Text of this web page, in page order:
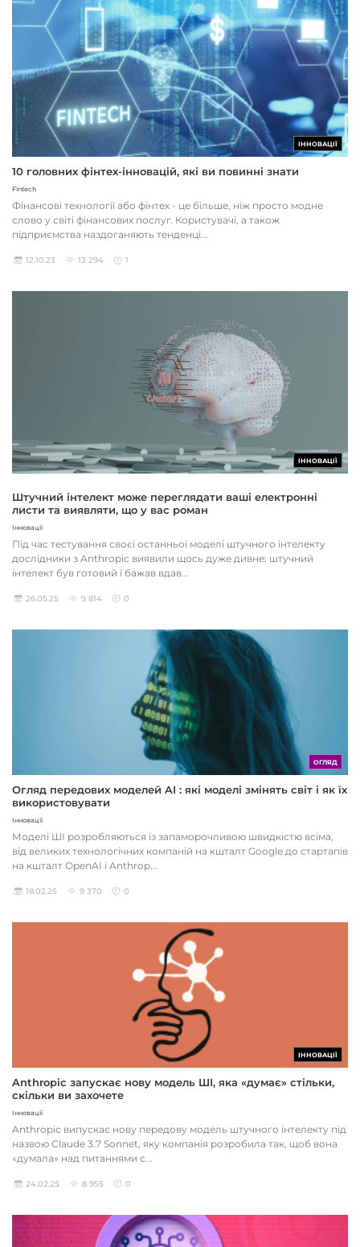
ІННОВАЦІЇ
10 головних фінтех-інновацій, які ви повинні знати
Fintech
Фінансові технології або фінтех - це більше, ніж просто модне
слово у світі фінансових послуг. Користувачі, а також
підприємства наздоганяють тенденці...
12.10.23 13 294 1
ІННОВАЦІЇ
Штучний інтелект може переглядати ваші електронні
листи та виявляти, що у вас роман
Інновації
Під час тестування своєї останньої моделі штучного інтелекту
дослідники з Anthropic виявили щось дуже дивне: штучний
інтелект був готовий і бажав вдав...
26.05.25 9 814 0
ОГЛЯД
Огляд передових моделей AI : які моделі змінять світ і як їх
використовувати
Інновації
Моделі ШІ розробляються із запаморочливою швидкістю всіма,
від великих технологічних компаній на кшталт Google до стартапів
на кшталт OpenAI і Anthrop...
18.02.25 9 370 0
ІННОВАЦІЇ
Anthropic запускає нову модель ШІ, яка «думає» стільки,
скільки ви захочете
Інновації
Anthropic випускає нову передову модель штучного інтелекту під
назвою Claude 3.7 Sonnet, яку компанія розробила так, щоб вона
«думала» над питаннями с...
24.02.25 8 955 0